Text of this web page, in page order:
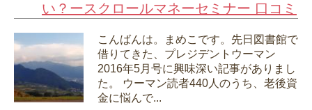
い？ースクロールマネーセミナー 口コミ
こんばんは。まめこです。先日図書館で
借りてきた、プレジデントウーマン
2016年5月号に興味深い記事がありまし
た。 ウーマン読者440人のうち、老後資
金に悩んで...